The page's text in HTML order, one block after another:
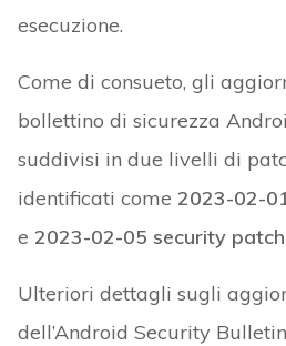
esecuzione.
Come di consueto, gli
bollettino di sicurezza
suddivisi in due livelli di
identificati come 2023-02-
e 2023-02-05 security
Ulteriori dettagli sugli
dell’Android Security